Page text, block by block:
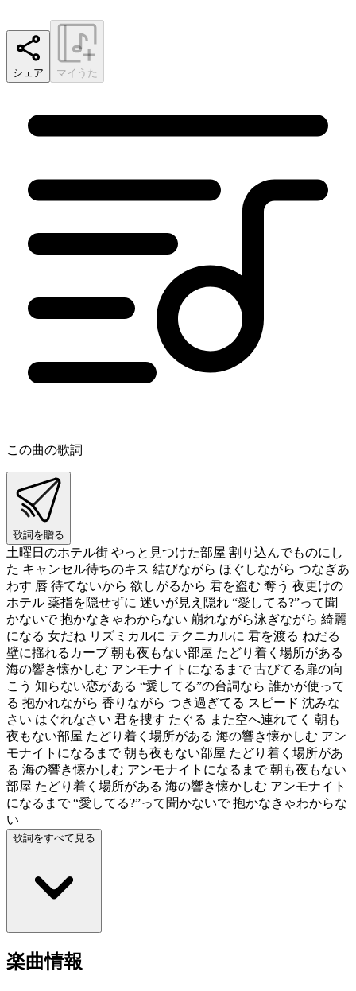
シェア マイうた
この曲の歌詞
歌詞を贈る
土曜日のホテル街 やっと見つけた部屋 割り込んでものにし
た キャンセル待ちのキス 結びながら ほぐしながら つなぎあ
わす 唇 待てないから 欲しがるから 君を盗む 奪う 夜更けの
ホテル 薬指を隠せずに 迷いが見え隠れ “愛してる?”って聞
かないで 抱かなきゃわからない 崩れながら泳ぎながら 綺麗
になる 女だね リズミカルに テクニカルに 君を渡る ねだる
壁に揺れるカーブ 朝も夜もない部屋 たどり着く場所がある
海の響き懐かしむ アンモナイトになるまで 古びてる扉の向
こう 知らない恋がある “愛してる”の台詞なら 誰かが使って
る 抱かれながら 香りながら つき過ぎてる スピード 沈みな
さい はぐれなさい 君を捜す たぐる また空へ連れてく 朝も
夜もない部屋 たどり着く場所がある 海の響き懐かしむ アン
モナイトになるまで 朝も夜もない部屋 たどり着く場所があ
る 海の響き懐かしむ アンモナイトになるまで 朝も夜もない
部屋 たどり着く場所がある 海の響き懐かしむ アンモナイト
になるまで “愛してる?”って聞かないで 抱かなきゃわからな
い
歌詞をすべて見る
楽曲情報